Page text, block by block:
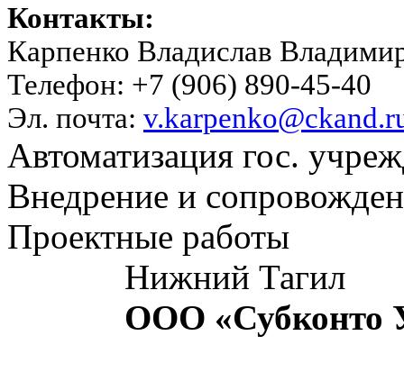
Контакты:
Карпенко Владислав
Телефон: +7 (906) 890-45-40
Эл. почта:
Автоматизация гос.
Внедрение и
Проектные работы
Нижний Тагил
ООО «Субконто